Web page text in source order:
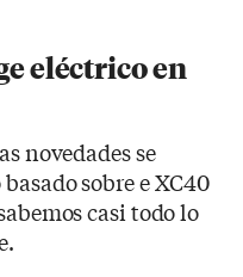
eléctrico en
novedades se
sobre e XC40
casi todo lo